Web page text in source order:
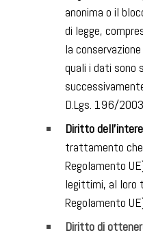
anonima o il
di legge,
la
quali i dati sono
D.Lgs. 196/
Diritto
trattamento
Regolamento
legittimi, al
Regolamento
Diritto di